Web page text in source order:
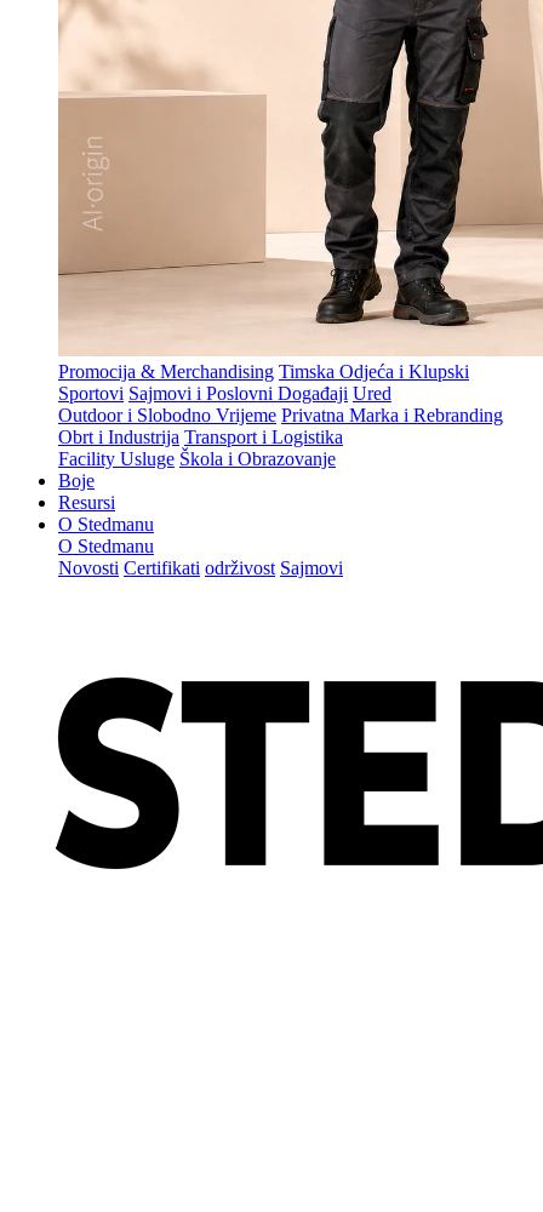
Promocija & Merchandising Timska Odjeća i Klupski
Sportovi Sajmovi i Poslovni Događaji Ured
Outdoor i Slobodno Vrijeme Privatna Marka i Rebranding
Obrt i Industrija Transport i Logistika
Facility Usluge Škola i Obrazovanje
Boje
Resursi
O Stedmanu
O Stedmanu
Novosti Certifikati održivost Sajmovi